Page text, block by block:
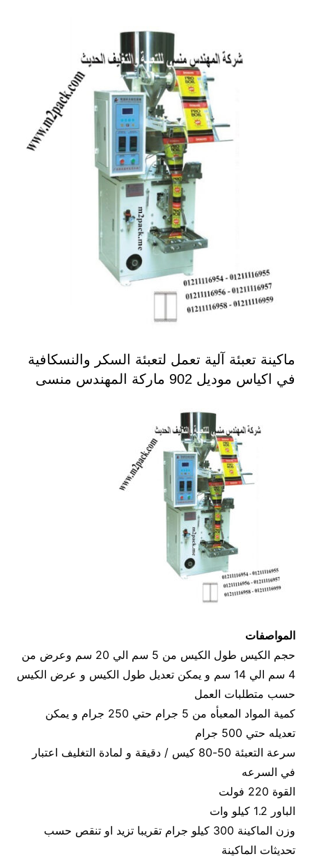
ماكينة تعبئة آلية تعمل لتعبئة السكر والنسكافية
في اكياس موديل 902 ماركة المهندس منسى
المواصفات
حجم الكيس طول الكيس من 5 سم الي 20 سم وعرض من
4 سم الي 14 سم و يمكن تعديل طول الكيس و عرض الكيس
حسب متطلبات العمل
كمية المواد المعبأه من 5 جرام حتي 250 جرام و يمكن
تعديله حتي 500 جرام
سرعة التعبئة 50-80 كيس / دقيقة و لمادة التغليف اعتبار
في السرعه
القوة 220 فولت
الباور 1.2 كيلو وات
وزن الماكينة 300 كيلو جرام تقريبا تزيد او تنقص حسب
تحديثات الماكينة